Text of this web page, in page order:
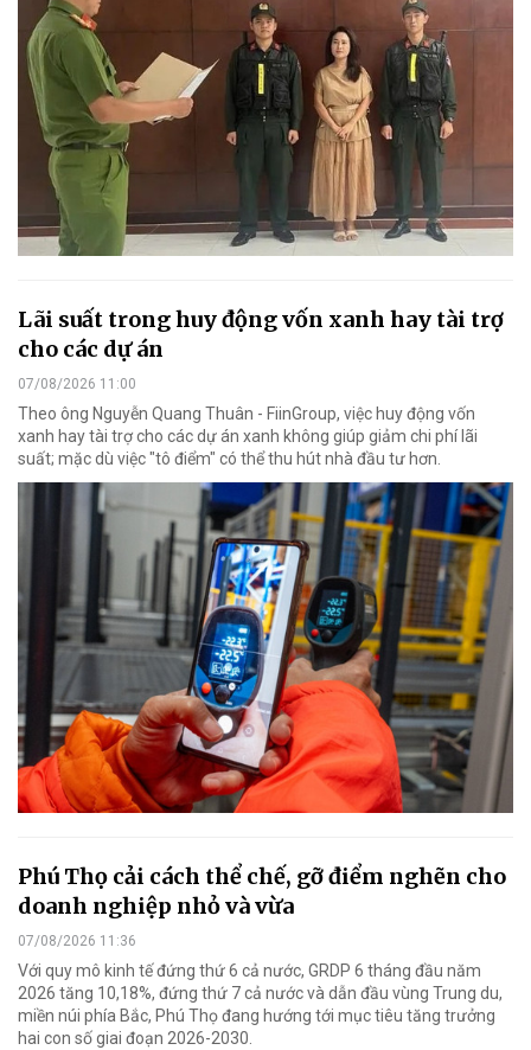
Lãi suất trong huy động vốn xanh hay tài trợ
cho các dự án
07/08/2026 11:00
Theo ông Nguyễn Quang Thuân - FiinGroup, việc huy động vốn
xanh hay tài trợ cho các dự án xanh không giúp giảm chi phí lãi
suất; mặc dù việc "tô điểm" có thể thu hút nhà đầu tư hơn.
Phú Thọ cải cách thể chế, gỡ điểm nghẽn cho
doanh nghiệp nhỏ và vừa
07/08/2026 11:36
Với quy mô kinh tế đứng thứ 6 cả nước, GRDP 6 tháng đầu năm
2026 tăng 10,18%, đứng thứ 7 cả nước và dẫn đầu vùng Trung du,
miền núi phía Bắc, Phú Thọ đang hướng tới mục tiêu tăng trưởng
hai con số giai đoạn 2026-2030.